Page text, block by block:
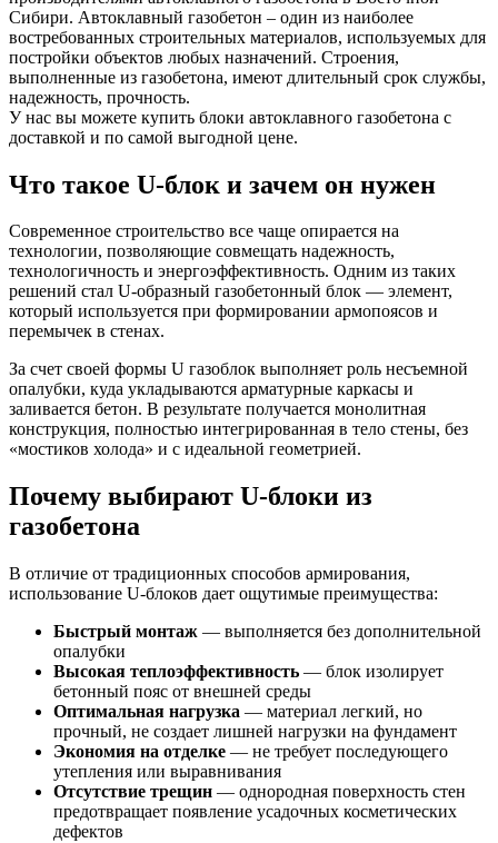
Сибири. Автоклавный газобетон – один из наиболее
востребованных строительных материалов, используемых для
постройки объектов любых назначений. Строения,
выполненные из газобетона, имеют длительный срок службы,
надежность, прочность.
У нас вы можете купить блоки автоклавного газобетона с
доставкой и по самой выгодной цене.
Что такое U-блок и зачем он нужен
Современное строительство все чаще опирается на
технологии, позволяющие совмещать надежность,
технологичность и энергоэффективность. Одним из таких
решений стал U-образный газобетонный блок — элемент,
который используется при формировании армопоясов и
перемычек в стенах.
За счет своей формы U газоблок выполняет роль несъемной
опалубки, куда укладываются арматурные каркасы и
заливается бетон. В результате получается монолитная
конструкция, полностью интегрированная в тело стены, без
«мостиков холода» и с идеальной геометрией.
Почему выбирают U-блоки из
газобетона
В отличие от традиционных способов армирования,
использование U-блоков дает ощутимые преимущества:
Быстрый монтаж — выполняется без дополнительной
опалубки
Высокая теплоэффективность — блок изолирует
бетонный пояс от внешней среды
Оптимальная нагрузка — материал легкий, но
прочный, не создает лишней нагрузки на фундамент
Экономия на отделке — не требует последующего
утепления или выравнивания
Отсутствие трещин — однородная поверхность стен
предотвращает появление усадочных косметических
дефектов